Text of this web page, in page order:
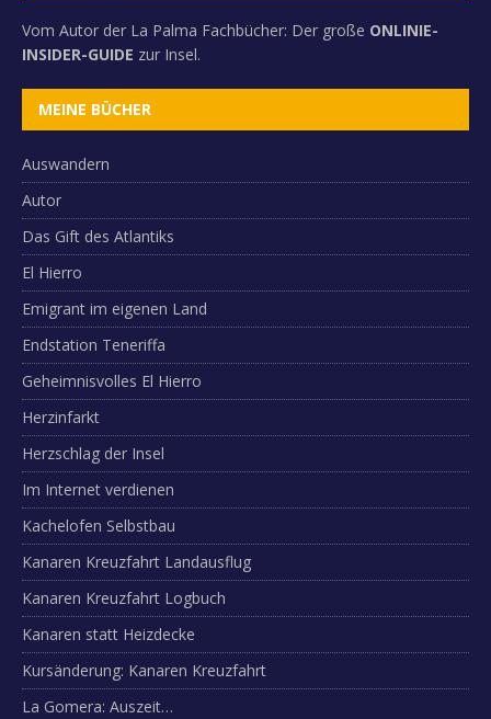
Vom Autor der La Palma Fachbücher: Der große ONLINIE-
INSIDER-GUIDE zur Insel.
MEINE BÜCHER
Auswandern
Autor
Das Gift des Atlantiks
El Hierro
Emigrant im eigenen Land
Endstation Teneriffa
Geheimnisvolles El Hierro
Herzinfarkt
Herzschlag der Insel
Im Internet verdienen
Kachelofen Selbstbau
Kanaren Kreuzfahrt Landausflug
Kanaren Kreuzfahrt Logbuch
Kanaren statt Heizdecke
Kursänderung: Kanaren Kreuzfahrt
La Gomera: Auszeit…